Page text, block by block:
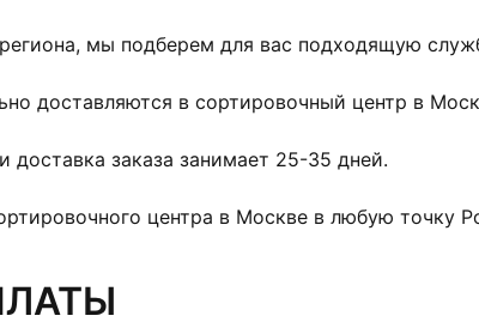
мы подберем для вас подходящую
доставляются в сортировочный центр в
доставка заказа занимает 25-35 дней.
центра в Москве в любую точку